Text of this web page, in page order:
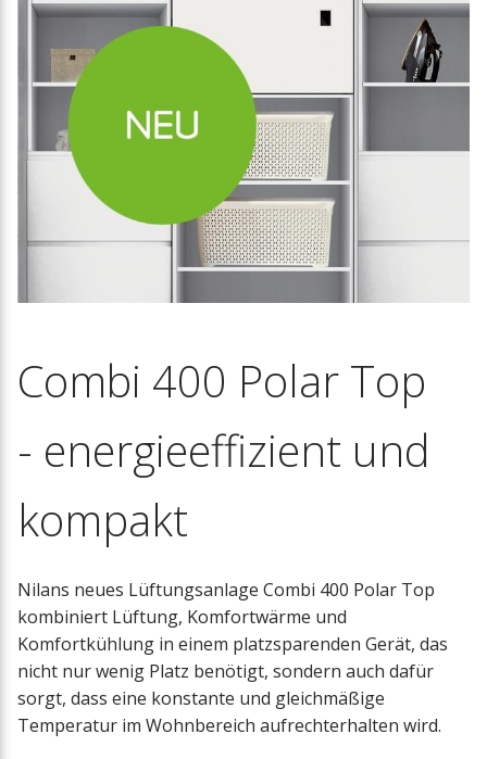
Combi 400 Polar Top
- energieeffizient und
kompakt
Nilans neues Lüftungsanlage Combi 400 Polar Top
kombiniert Lüftung, Komfortwärme und
Komfortkühlung in einem platzsparenden Gerät, das
nicht nur wenig Platz benötigt, sondern auch dafür
sorgt, dass eine konstante und gleichmäßige
Temperatur im Wohnbereich aufrechterhalten wird.